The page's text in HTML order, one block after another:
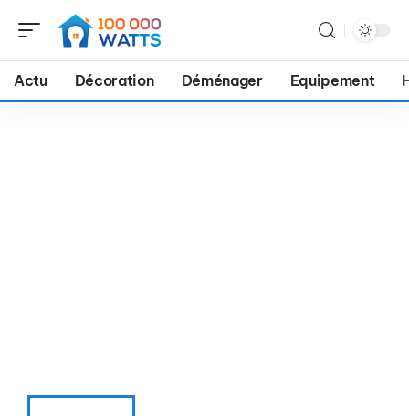
Actu Décoration Déménager Equipement